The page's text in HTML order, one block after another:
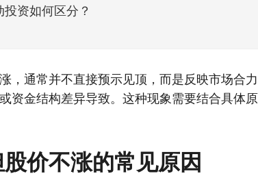
资如何区分？
，通常并不直接预示见顶，而是反映市场合
资金结构差异导致。这种现象需要结合具体
价不涨的常见原因